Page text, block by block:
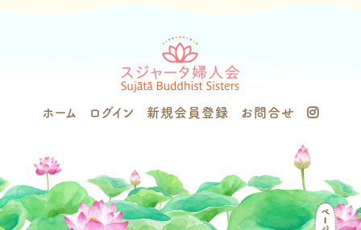
ホーム ログイン 新規会員登録 お問合せ